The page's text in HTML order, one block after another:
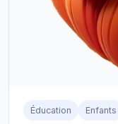
Éducation Enfants